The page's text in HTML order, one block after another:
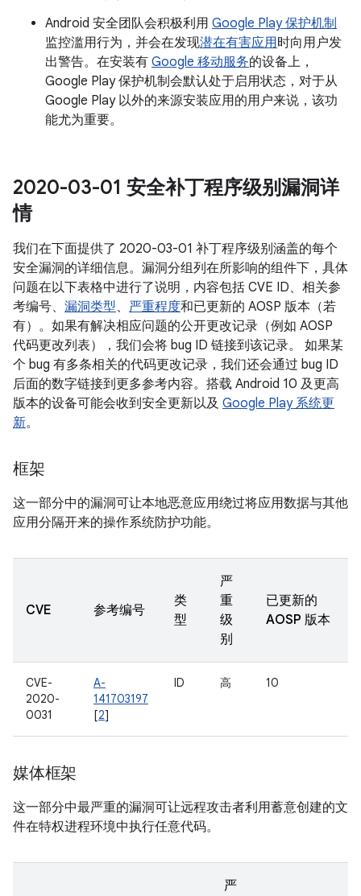
Android 安全团队会积极利用 Google Play 保护机制
监控滥用行为，并会在发现潜在有害应用时向用户发
出警告。在安装有 Google 移动服务的设备上，
Google Play 保护机制会默认处于启用状态，对于从
Google Play 以外的来源安装应用的用户来说，该功
能尤为重要。
2020-03-01 安全补丁程序级别漏洞详
情
我们在下面提供了 2020-03-01 补丁程序级别涵盖的每个
安全漏洞的详细信息。漏洞分组列在所影响的组件下，具体
问题在以下表格中进行了说明，内容包括 CVE ID、相关参
考编号、 漏洞类型、 严重程度和已更新的 AOSP 版本（若
有）。如果有解决相应问题的公开更改记录（例如 AOSP
代码更改列表），我们会将 bug ID 链接到该记录。 如果某
个 bug 有多条相关的代码更改记录，我们还会通过 bug ID
后面的数字链接到更多参考内容。搭载 Android 10 及更高
版本的设备可能会收到安全更新以及 Google Play 系统更
新。
框架
这一部分中的漏洞可让本地恶意应用绕过将应用数据与其他
应用分隔开来的操作系统防护功能。
CVE 参考编号
类
型
严
重
级
别
已更新的
AOSP 版本
CVE-
2020-
0031
A-
141703197
[2]
ID 高 10
媒体框架
这一部分中最严重的漏洞可让远程攻击者利用蓄意创建的文
件在特权进程环境中执行任意代码。
严